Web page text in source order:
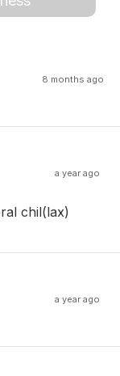
8 months ago
a year ago
chil(lax)
a year ago